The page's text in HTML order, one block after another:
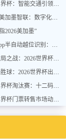
2026美加墨世界杯：智能交通引领城市停车变革
“2026世界杯·美加墨智联：数字化重塑赛场未来”
2026美加墨”
世界杯官方App半自动越位识别：动画帧率背后的技术密码
亚洲第九的破局之战：2026世界杯附加赛突围概率全解析
三队同分同净胜球：2026世界杯出线规则终极推演
2026美加墨世界杯淘汰赛：十二码线上的生死对决
2026美加墨世界杯门票转售市场动态与价格趋势研判